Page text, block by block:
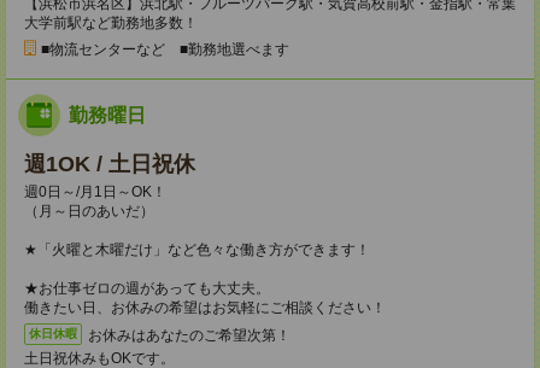
【浜松市浜名区】浜北駅・フルーツパーク駅・気賀高校前駅・金指駅・常葉
大学前駅など勤務地多数！
■物流センターなど ■勤務地選べます
勤務曜日
週1OK / 土日祝休
週0日～/月1日～OK！
（月～日のあいだ）
★「火曜と木曜だけ」など色々な働き方ができます！
★お仕事ゼロの週があっても大丈夫。
働きたい日、お休みの希望はお気軽にご相談ください！
休日休暇
お休みはあなたのご希望次第！
土日祝休みもOKです。